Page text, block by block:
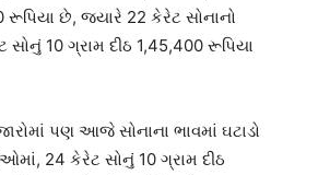
રૂપિયા છે, જ્યારે 22 કેરેટ સોનાનો
સોનું 10 ગ્રામ દીઠ 1,45,400 રૂપિયા
પણ આજે સોનાના ભાવમાં ઘટાડો
24 કેરેટ સોનું 10 ગ્રામ દીઠ